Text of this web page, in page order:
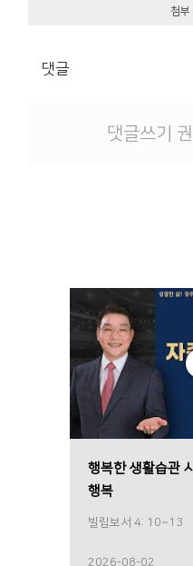
첨부
댓글
댓글쓰기
행복한 생활습관
행복
빌립보서 4: 10~13
2026-08-02